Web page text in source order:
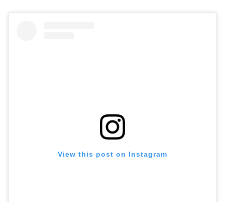
View this post on Instagram